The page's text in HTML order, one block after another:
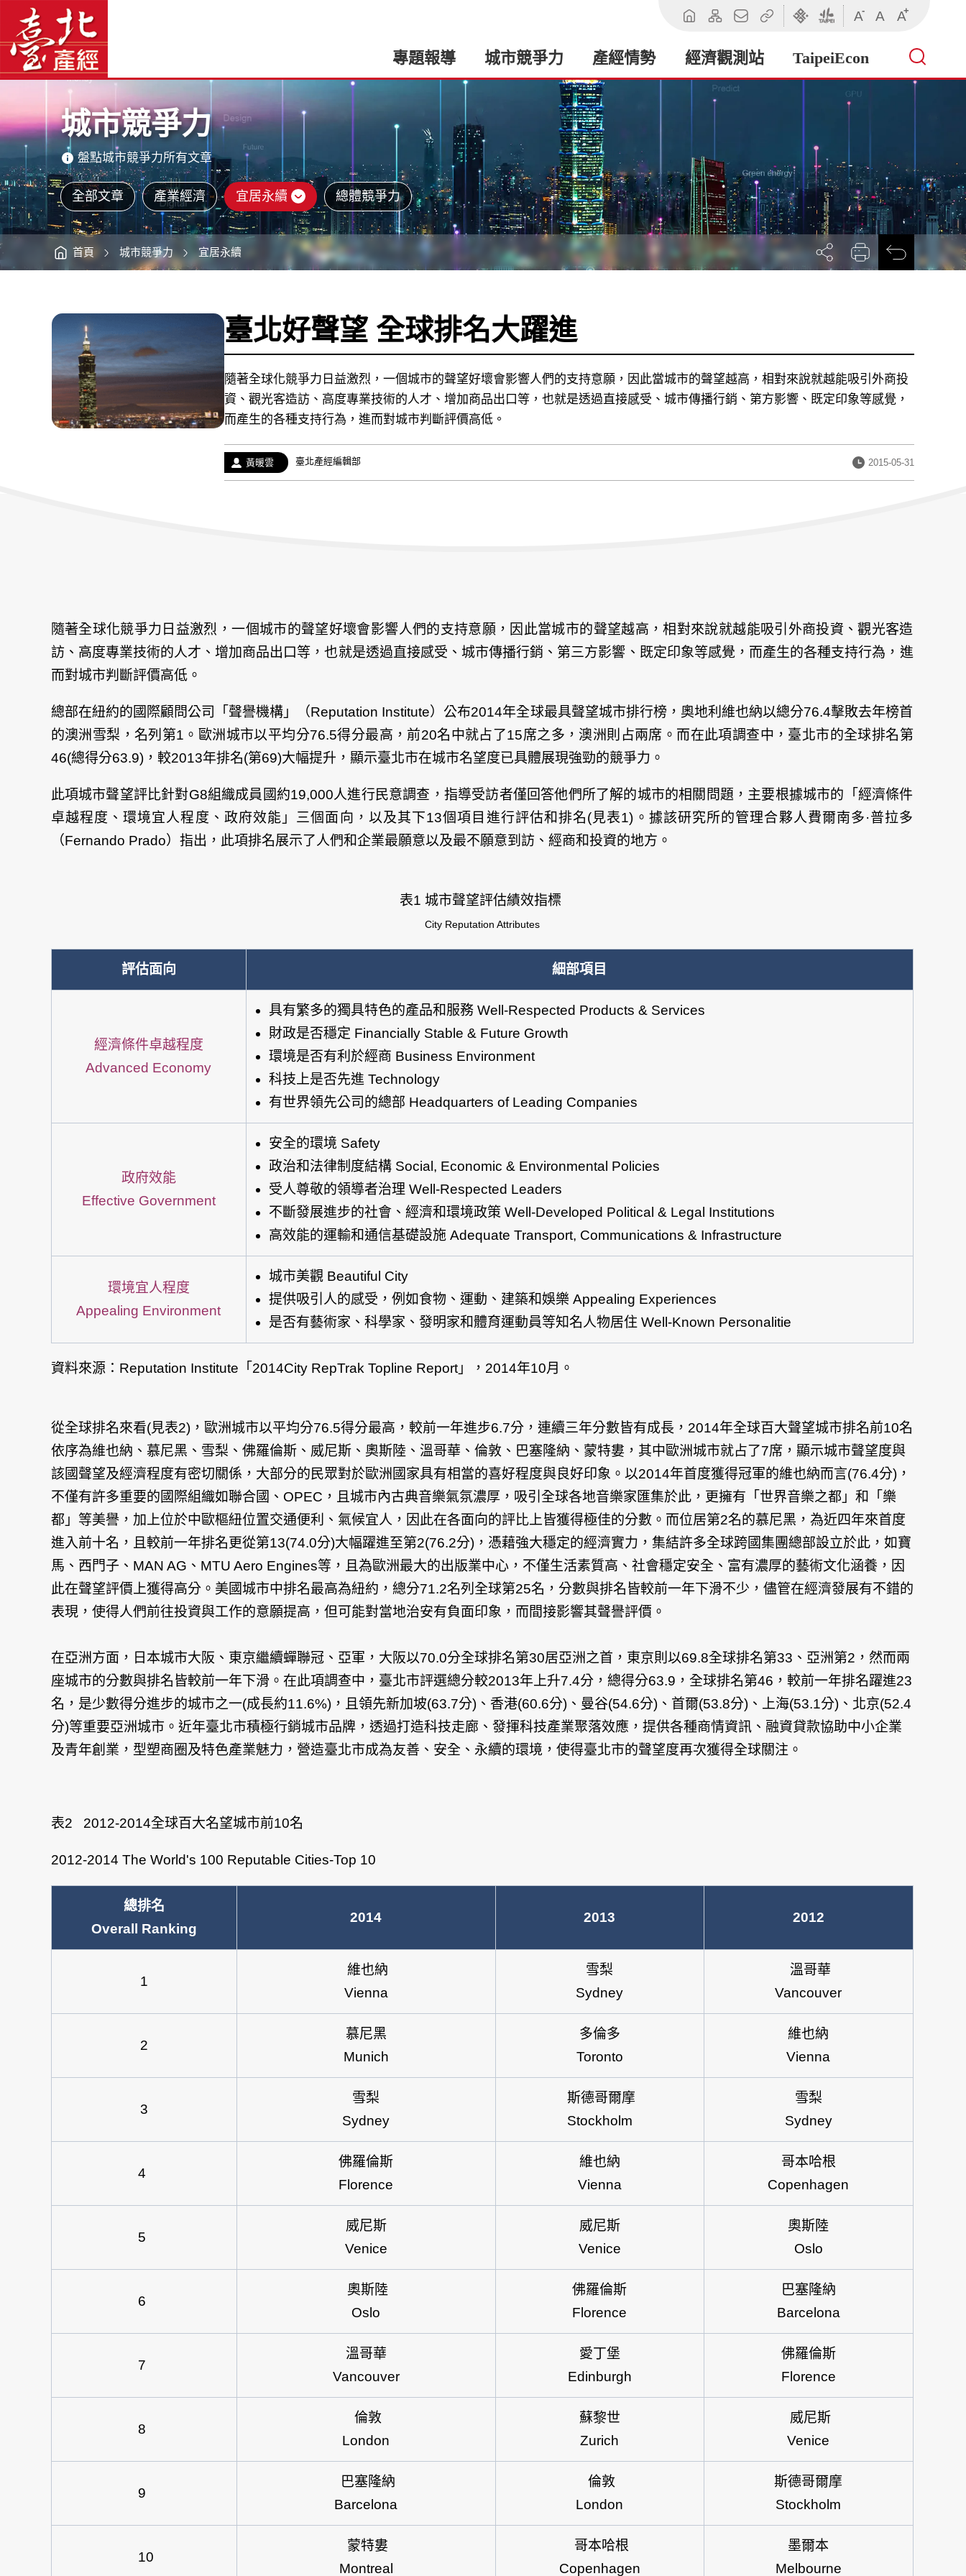
球
躍
進
資
訊
網
網
回
網
覽
聯
們
相
臺
政
府
產
臺
政
府
A- A A+
專題報導 城市競爭力 產經情勢 經濟觀測站 TaipeiEcon
主
城市競爭力
盤點城市競爭力所有文章
全部文章 產業經濟 宜居永續 總體競爭力
首頁 城市競爭力 宜居永續
展
鈕
列
回
臺北好聲望 全球排名大躍進
隨著全球化競爭力日益激烈，一個城市的聲望好壞會影響人們的支持意願，因此當城市的聲望越高，相對來說就越能吸引外商投
資、觀光客造訪、高度專業技術的人才、增加商品出口等，也就是透過直接感受、城市傳播行銷、第方影響、既定印象等感覺，
而產生的各種支持行為，進而對城市判斷評價高低。
作
者：
黃暖雲
經
歷：
臺北產經編輯部
發
布
2015-05-31
隨著全球化競爭力日益激烈，一個城市的聲望好壞會影響人們的支持意願，因此當城市的聲望越高，相對來說就越能吸引外商投資、觀光客造
訪、高度專業技術的人才、增加商品出口等，也就是透過直接感受、城市傳播行銷、第三方影響、既定印象等感覺，而產生的各種支持行為，進
而對城市判斷評價高低。
總部在紐約的國際顧問公司「聲譽機構」（Reputation Institute）公布2014年全球最具聲望城市排行榜，奧地利維也納以總分76.4擊敗去年榜首
的澳洲雪梨，名列第1。歐洲城市以平均分76.5得分最高，前20名中就占了15席之多，澳洲則占兩席。而在此項調查中，臺北市的全球排名第
46(總得分63.9)，較2013年排名(第69)大幅提升，顯示臺北市在城市名望度已具體展現強勁的競爭力。
此項城市聲望評比針對G8組織成員國約19,000人進行民意調查，指導受訪者僅回答他們所了解的城市的相關問題，主要根據城市的「經濟條件
卓越程度、環境宜人程度、政府效能」三個面向，以及其下13個項目進行評估和排名(見表1)。據該研究所的管理合夥人費爾南多·普拉多
（Fernando Prado）指出，此項排名展示了人們和企業最願意以及最不願意到訪、經商和投資的地方。
表1 城市聲望評估績效指標
City Reputation Attributes
評估面向 細部項目
經濟條件卓越程度
Advanced Economy
具有繁多的獨具特色的產品和服務 Well-Respected Products & Services
財政是否穩定 Financially Stable & Future Growth
環境是否有利於經商 Business Environment
科技上是否先進 Technology
有世界領先公司的總部 Headquarters of Leading Companies
政府效能
Effective Government
安全的環境 Safety
政治和法律制度結構 Social, Economic & Environmental Policies
受人尊敬的領導者治理 Well-Respected Leaders
不斷發展進步的社會、經濟和環境政策 Well-Developed Political & Legal Institutions
高效能的運輸和通信基礎設施 Adequate Transport, Communications & Infrastructure
環境宜人程度
Appealing Environment
城市美觀 Beautiful City
提供吸引人的感受，例如食物、運動、建築和娛樂 Appealing Experiences
是否有藝術家、科學家、發明家和體育運動員等知名人物居住 Well-Known Personalitie
資料來源：Reputation Institute「2014City RepTrak Topline Report」，2014年10月。
從全球排名來看(見表2)，歐洲城市以平均分76.5得分最高，較前一年進步6.7分，連續三年分數皆有成長，2014年全球百大聲望城市排名前10名
依序為維也納、慕尼黑、雪梨、佛羅倫斯、威尼斯、奧斯陸、溫哥華、倫敦、巴塞隆納、蒙特婁，其中歐洲城市就占了7席，顯示城市聲望度與
該國聲望及經濟程度有密切關係，大部分的民眾對於歐洲國家具有相當的喜好程度與良好印象。以2014年首度獲得冠軍的維也納而言(76.4分)，
不僅有許多重要的國際組織如聯合國、OPEC，且城市內古典音樂氣氛濃厚，吸引全球各地音樂家匯集於此，更擁有「世界音樂之都」和「樂
都」等美譽，加上位於中歐樞紐位置交通便利、氣候宜人，因此在各面向的評比上皆獲得極佳的分數。而位居第2名的慕尼黑，為近四年來首度
進入前十名，且較前一年排名更從第13(74.0分)大幅躍進至第2(76.2分)，憑藉強大穩定的經濟實力，集結許多全球跨國集團總部設立於此，如寶
馬、西門子、MAN AG、MTU Aero Engines等，且為歐洲最大的出版業中心，不僅生活素質高、社會穩定安全、富有濃厚的藝術文化涵養，因
此在聲望評價上獲得高分。美國城市中排名最高為紐約，總分71.2名列全球第25名，分數與排名皆較前一年下滑不少，儘管在經濟發展有不錯的
表現，使得人們前往投資與工作的意願提高，但可能對當地治安有負面印象，而間接影響其聲譽評價。
在亞洲方面，日本城市大阪、東京繼續蟬聯冠、亞軍，大阪以70.0分全球排名第30居亞洲之首，東京則以69.8全球排名第33、亞洲第2，然而兩
座城市的分數與排名皆較前一年下滑。在此項調查中，臺北市評選總分較2013年上升7.4分，總得分63.9，全球排名第46，較前一年排名躍進23
名，是少數得分進步的城市之一(成長約11.6%)，且領先新加坡(63.7分)、香港(60.6分)、曼谷(54.6分)、首爾(53.8分)、上海(53.1分)、北京(52.4
分)等重要亞洲城市。近年臺北市積極行銷城市品牌，透過打造科技走廊、發揮科技產業聚落效應，提供各種商情資訊、融資貸款協助中小企業
及青年創業，型塑商圈及特色產業魅力，營造臺北市成為友善、安全、永續的環境，使得臺北市的聲望度再次獲得全球關注。
表2 2012-2014全球百大名望城市前10名
2012-2014 The World's 100 Reputable Cities-Top 10
總排名
Overall Ranking
2014 2013 2012
1
維也納
Vienna
雪梨
Sydney
溫哥華
Vancouver
2
慕尼黑
Munich
多倫多
Toronto
維也納
Vienna
3
雪梨
Sydney
斯德哥爾摩
Stockholm
雪梨
Sydney
4
佛羅倫斯
Florence
維也納
Vienna
哥本哈根
Copenhagen
5
威尼斯
Venice
威尼斯
Venice
奧斯陸
Oslo
6
奧斯陸
Oslo
佛羅倫斯
Florence
巴塞隆納
Barcelona
7
溫哥華
Vancouver
愛丁堡
Edinburgh
佛羅倫斯
Florence
8
倫敦
London
蘇黎世
Zurich
威尼斯
Venice
9
巴塞隆納
Barcelona
倫敦
London
斯德哥爾摩
Stockholm
10
蒙特婁
Montreal
哥本哈根
Copenhagen
墨爾本
Melbourne